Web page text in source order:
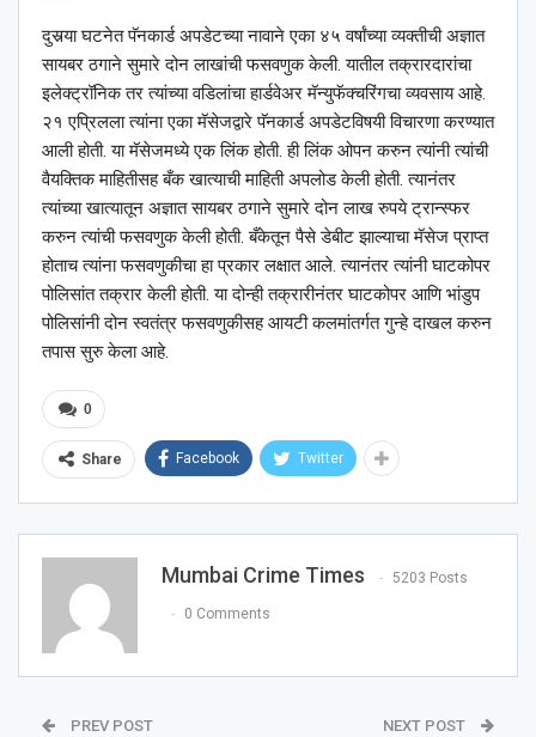
दुसर्‍या घटनेत पॅनकार्ड अपडेटच्या नावाने एका ४५ वर्षांच्या व्यक्तीची अज्ञात
सायबर ठगाने सुमारे दोन लाखांची फसवणुक केली. यातील तक्रारदारांचा
इलेक्ट्रॉनिक तर त्यांच्या वडिलांचा हार्डवेअर मॅन्युफॅक्चरिंगचा व्यवसाय आहे.
२१ एप्रिलला त्यांना एका मॅसेजद्वारे पॅनकार्ड अपडेटविषयी विचारणा करण्यात
आली होती. या मॅसेजमध्ये एक लिंक होती. ही लिंक ओपन करुन त्यांनी त्यांची
वैयक्तिक माहितीसह बँक खात्याची माहिती अपलोड केली होती. त्यानंतर
त्यांच्या खात्यातून अज्ञात सायबर ठगाने सुमारे दोन लाख रुपये ट्रान्स्फर
करुन त्यांची फसवणुक केली होती. बँकेतून पैसे डेबीट झाल्याचा मॅसेज प्राप्त
होताच त्यांना फसवणुकीचा हा प्रकार लक्षात आले. त्यानंतर त्यांनी घाटकोपर
पोलिसांत तक्रार केली होती. या दोन्ही तक्रारीनंतर घाटकोपर आणि भांडुप
पोलिसांनी दोन स्वतंत्र फसवणुकीसह आयटी कलमांतर्गत गुन्हे दाखल करुन
तपास सुरु केला आहे.
0
Share Facebook Twitter
Mumbai Crime Times 5203 Posts
0 Comments
PREV POST NEXT POST